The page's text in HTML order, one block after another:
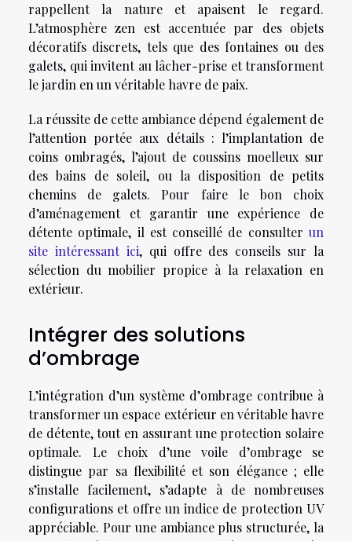
rappellent la nature et apaisent le regard.
L’atmosphère zen est accentuée par des objets
décoratifs discrets, tels que des fontaines ou des
galets, qui invitent au lâcher-prise et transforment
le jardin en un véritable havre de paix.
La réussite de cette ambiance dépend également de
l’attention portée aux détails : l’implantation de
coins ombragés, l’ajout de coussins moelleux sur
des bains de soleil, ou la disposition de petits
chemins de galets. Pour faire le bon choix
d’aménagement et garantir une expérience de
détente optimale, il est conseillé de consulter un
site intéressant ici, qui offre des conseils sur la
sélection du mobilier propice à la relaxation en
extérieur.
Intégrer des solutions
d’ombrage
L’intégration d’un système d’ombrage contribue à
transformer un espace extérieur en véritable havre
de détente, tout en assurant une protection solaire
optimale. Le choix d’une voile d’ombrage se
distingue par sa flexibilité et son élégance ; elle
s’installe facilement, s’adapte à de nombreuses
configurations et offre un indice de protection UV
appréciable. Pour une ambiance plus structurée, la